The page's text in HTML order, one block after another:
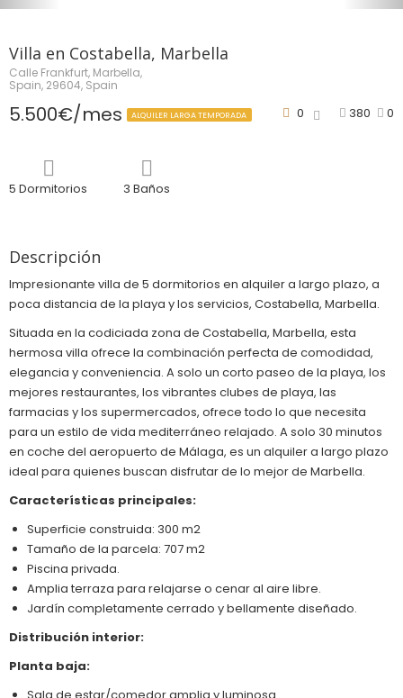
Villa en Costabella, Marbella
Calle Frankfurt, Marbella,
Spain, 29604, Spain
5.500€/mes ALQUILER LARGA TEMPORADA 380 0
0
5 Dormitorios 3 Baños
Descripción
Impresionante villa de 5 dormitorios en alquiler a largo plazo, a
poca distancia de la playa y los servicios, Costabella, Marbella.
Situada en la codiciada zona de Costabella, Marbella, esta
hermosa villa ofrece la combinación perfecta de comodidad,
elegancia y conveniencia. A solo un corto paseo de la playa, los
mejores restaurantes, los vibrantes clubes de playa, las
farmacias y los supermercados, ofrece todo lo que necesita
para un estilo de vida mediterráneo relajado. A solo 30 minutos
en coche del aeropuerto de Málaga, es un alquiler a largo plazo
ideal para quienes buscan disfrutar de lo mejor de Marbella.
Características principales:
Superficie construida: 300 m2
Tamaño de la parcela: 707 m2
Piscina privada.
Amplia terraza para relajarse o cenar al aire libre.
Jardín completamente cerrado y bellamente diseñado.
Distribución interior:
Planta baja: